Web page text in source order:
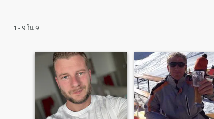
1 - 9 ใน 9